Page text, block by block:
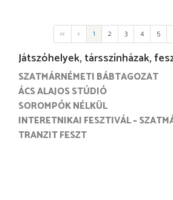
<< < 1 2 3 4 5
Játszóhelyek, társszínházak,
SZATMÁRNÉMETI BÁBTAGOZAT
ÁCS ALAJOS STÚDIÓ
SOROMPÓK NÉLKÜL
INTERETNIKAI FESZTIVÁL –
TRANZIT FESZT